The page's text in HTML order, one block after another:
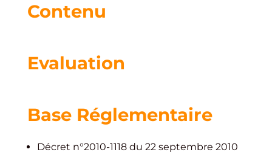
Contenu
Evaluation
Base Réglementaire
Décret n°2010-1118 du 22 septembre 2010